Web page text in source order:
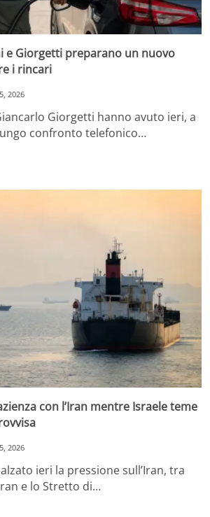
e Giorgetti preparano un nuovo
i rincari
2026
Giorgetti hanno avuto ieri, a
confronto telefonico…
con l’Iran mentre Israele teme
2026
ieri la pressione sull’Iran, tra
e lo Stretto di…